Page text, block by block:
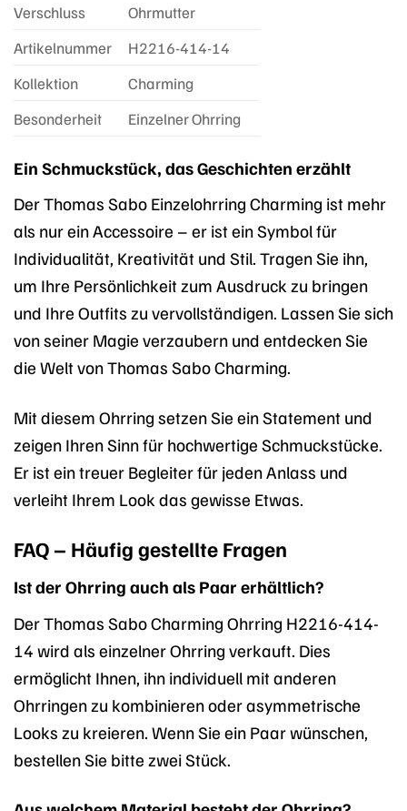
Verschluss
Ohrmutter
Artikelnummer
H2216-414-14
Kollektion
Charming
Besonderheit
Einzelner Ohrring
Ein Schmuckstück, das Geschichten erzählt
Der Thomas Sabo Einzelohrring Charming ist mehr
als nur ein Accessoire – er ist ein Symbol für
Individualität, Kreativität und Stil. Tragen Sie ihn,
um Ihre Persönlichkeit zum Ausdruck zu bringen
und Ihre Outfits zu vervollständigen. Lassen Sie sich
von seiner Magie verzaubern und entdecken Sie
die Welt von Thomas Sabo Charming.
Mit diesem Ohrring setzen Sie ein Statement und
zeigen Ihren Sinn für hochwertige Schmuckstücke.
Er ist ein treuer Begleiter für jeden Anlass und
verleiht Ihrem Look das gewisse Etwas.
FAQ – Häufig gestellte Fragen
Ist der Ohrring auch als Paar erhältlich?
Der Thomas Sabo Charming Ohrring H2216-414-
14 wird als einzelner Ohrring verkauft. Dies
ermöglicht Ihnen, ihn individuell mit anderen
Ohrringen zu kombinieren oder asymmetrische
Looks zu kreieren. Wenn Sie ein Paar wünschen,
bestellen Sie bitte zwei Stück.